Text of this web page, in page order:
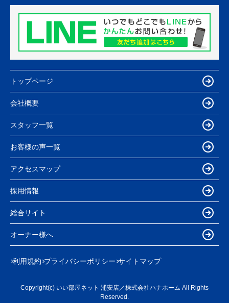
トップページ
会社概要
スタッフ一覧
お客様の声一覧
アクセスマップ
採用情報
総合サイト
オーナー様へ
利用規約 プライバシーポリシー サイトマップ
Copyright(c) いい部屋ネット 浦安店／株式会社ハナホーム All Rights
Reserved.